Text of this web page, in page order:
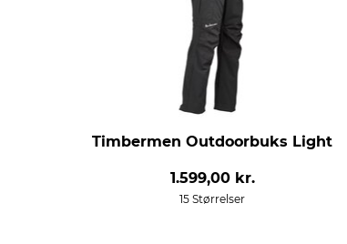
Timbermen Outdoorbuks Light
1.599,00 kr.
15 Størrelser